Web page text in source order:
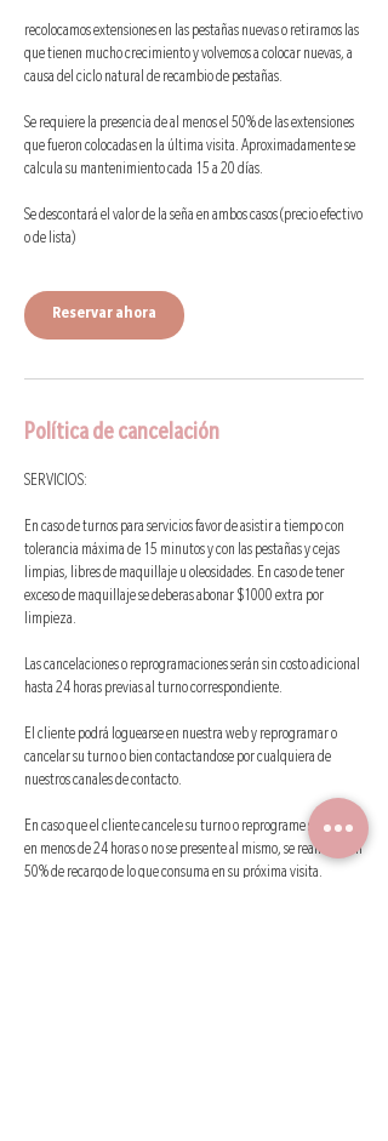
recolocamos extensiones en las pestañas nuevas o retiramos las
que tienen mucho crecimiento y volvemos a colocar nuevas, a
causa del ciclo natural de recambio de pestañas.
Se requiere la presencia de al menos el 50% de las extensiones
que fueron colocadas en la última visita. Aproximadamente se
calcula su mantenimiento cada 15 a 20 días.
Se descontará el valor de la seña en ambos casos (precio efectivo
o de lista)
Reservar ahora
Política de cancelación
SERVICIOS:
En caso de turnos para servicios favor de asistir a tiempo con
tolerancia máxima de 15 minutos y con las pestañas y cejas
limpias, libres de maquillaje u oleosidades. En caso de tener
exceso de maquillaje se deberas abonar $1000 extra por
limpieza.
Las cancelaciones o reprogramaciones serán sin costo adicional
hasta 24 horas previas al turno correspondiente.
El cliente podrá loguearse en nuestra web y reprogramar o
cancelar su turno o bien contactandose por cualquiera de
nuestros canales de contacto.
En caso que el cliente cancele su turno o reprograme su turno
en menos de 24 horas o no se presente al mismo, se realizará un
50% de recargo de lo que consuma en su próxima visita.